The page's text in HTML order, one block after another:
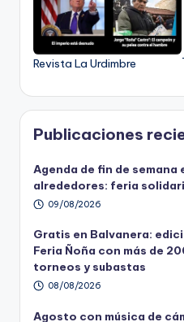
Revista La Urdimbre
Publicaciones
Agenda de fin de semana
alrededores: feria
09/08/2026
Gratis en Balvanera:
Feria Ñoña con más de
torneos y subastas
08/08/2026
Agosto con música de